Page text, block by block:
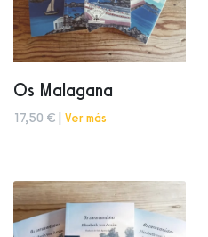
Os Malagana
17,50 € | Ver más